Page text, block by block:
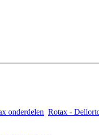
onderdelen Rotax -